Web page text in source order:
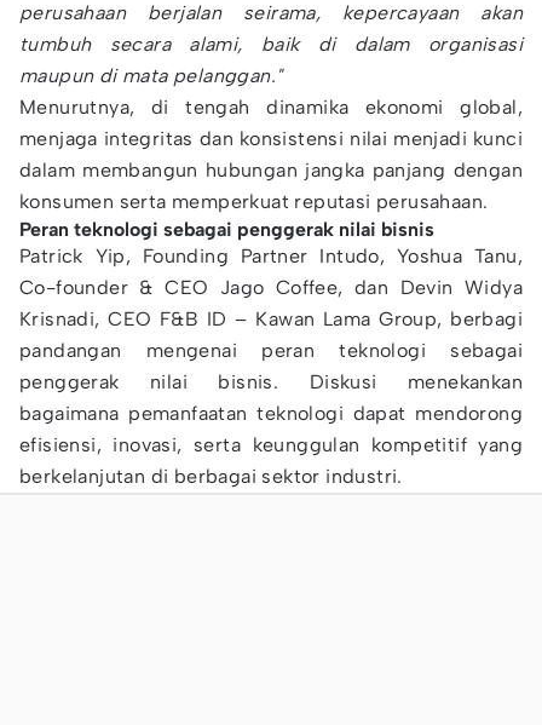
perusahaan berjalan seirama, kepercayaan akan
tumbuh secara alami, baik di dalam organisasi
maupun di mata pelanggan."
Menurutnya, di tengah dinamika ekonomi global,
menjaga integritas dan konsistensi nilai menjadi kunci
dalam membangun hubungan jangka panjang dengan
konsumen serta memperkuat reputasi perusahaan.
Peran teknologi sebagai penggerak nilai bisnis
Patrick Yip, Founding Partner Intudo, Yoshua Tanu,
Co-founder & CEO Jago Coffee, dan Devin Widya
Krisnadi, CEO F&B ID – Kawan Lama Group, berbagi
pandangan mengenai peran teknologi sebagai
penggerak nilai bisnis. Diskusi menekankan
bagaimana pemanfaatan teknologi dapat mendorong
efisiensi, inovasi, serta keunggulan kompetitif yang
berkelanjutan di berbagai sektor industri.